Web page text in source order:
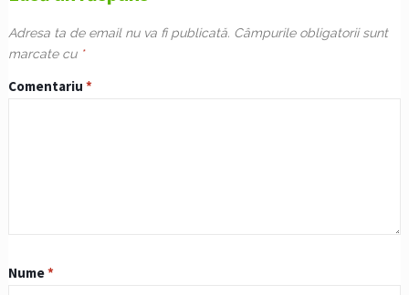
Adresa ta de email nu va fi publicată. Câmpurile obligatorii sunt
marcate cu *
Comentariu *
Nume*